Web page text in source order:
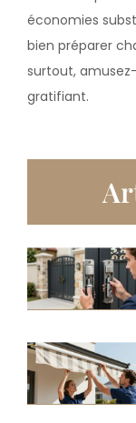
économies
bien préparer
surtout,
gratifiant.